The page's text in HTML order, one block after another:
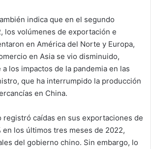
indica que en el segundo
los volúmenes de exportación e
en América del Norte y Europa,
en Asia se vio disminuido,
los impactos de la pandemia en las
que ha interrumpido la producción
en China.
registró caídas en sus exportaciones de
en los últimos tres meses de 2022,
del gobierno chino. Sin embargo, lo